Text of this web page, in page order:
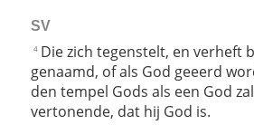
SV
4 Die zich tegenstelt, en verheft
genaamd, of als God geeerd
den tempel Gods als een God
vertonende, dat hij God is.